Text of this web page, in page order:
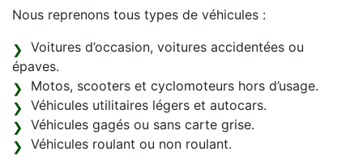
Nous reprenons tous types de véhicules :
Voitures d’occasion, voitures accidentées ou
épaves.
Motos, scooters et cyclomoteurs hors d’usage.
Véhicules utilitaires légers et autocars.
Véhicules gagés ou sans carte grise.
Véhicules roulant ou non roulant.